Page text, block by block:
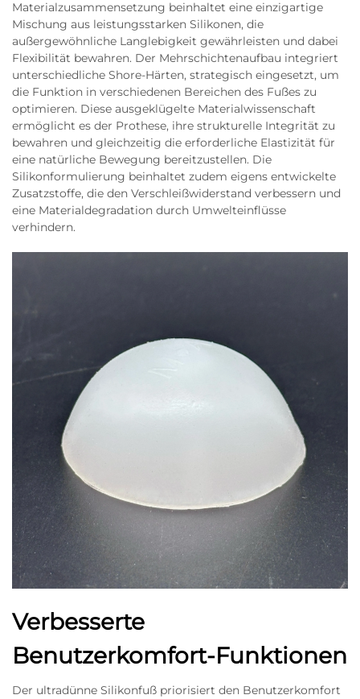
Materialzusammensetzung beinhaltet eine einzigartige
Mischung aus leistungsstarken Silikonen, die
außergewöhnliche Langlebigkeit gewährleisten und dabei
Flexibilität bewahren. Der Mehrschichtenaufbau integriert
unterschiedliche Shore-Härten, strategisch eingesetzt, um
die Funktion in verschiedenen Bereichen des Fußes zu
optimieren. Diese ausgeklügelte Materialwissenschaft
ermöglicht es der Prothese, ihre strukturelle Integrität zu
bewahren und gleichzeitig die erforderliche Elastizität für
eine natürliche Bewegung bereitzustellen. Die
Silikonformulierung beinhaltet zudem eigens entwickelte
Zusatzstoffe, die den Verschleißwiderstand verbessern und
eine Materialdegradation durch Umwelteinflüsse
verhindern.
Verbesserte
Benutzerkomfort-Funktionen
Der ultradünne Silikonfuß priorisiert den Benutzerkomfort